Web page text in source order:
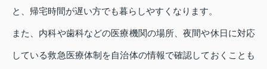
と、帰宅時間が遅い方でも暮らしやすくなります。
また、内科や歯科などの医療機関の場所、夜間や休日に対応
している救急医療体制を自治体の情報で確認しておくことも